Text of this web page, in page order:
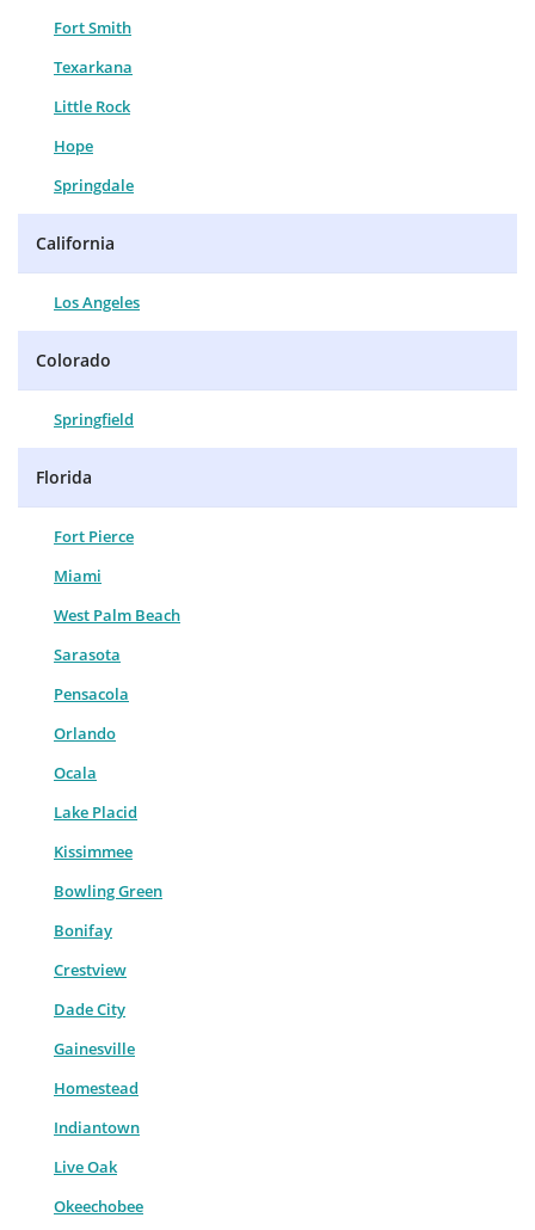
Fort Smith
Texarkana
Little Rock
Hope
Springdale
California
Los Angeles
Colorado
Springfield
Florida
Fort Pierce
Miami
West Palm Beach
Sarasota
Pensacola
Orlando
Ocala
Lake Placid
Kissimmee
Bowling Green
Bonifay
Crestview
Dade City
Gainesville
Homestead
Indiantown
Live Oak
Okeechobee